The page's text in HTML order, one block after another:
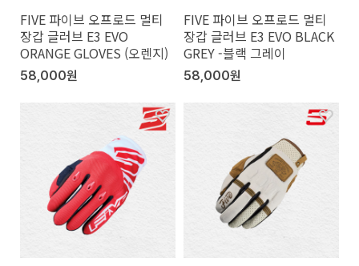
FIVE 파이브 오프로드 멀티
장갑 글러브 E3 EVO
ORANGE GLOVES (오렌지)
58,000원
FIVE 파이브 오프로드 멀티
장갑 글러브 E3 EVO BLACK
GREY -블랙 그레이
58,000원